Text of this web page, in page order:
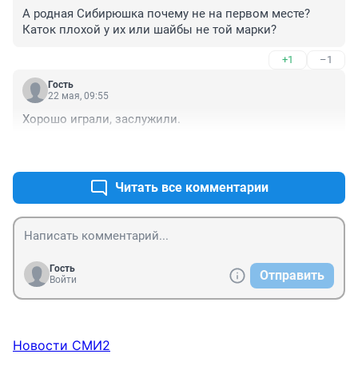
А родная Сибирюшка почему не на первом месте?
Каток плохой у их или шайбы не той марки?
+1 –1
Гость
22 мая, 09:55
Хорошо играли, заслужили.
Читать все комментарии
Гость
Войти
Отправить
Новости СМИ2